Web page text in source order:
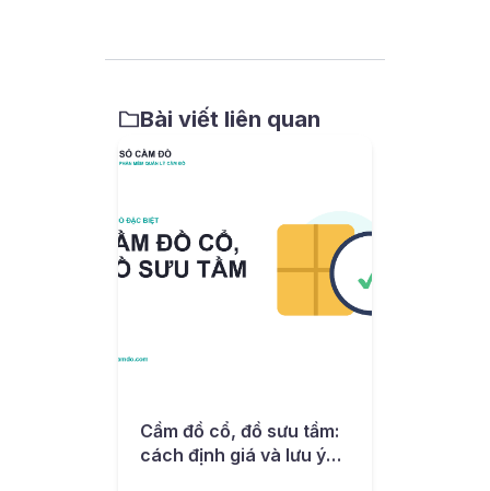
Bài viết liên quan
Cầm đồ cổ, đồ sưu tầm:
cách định giá và lưu ý